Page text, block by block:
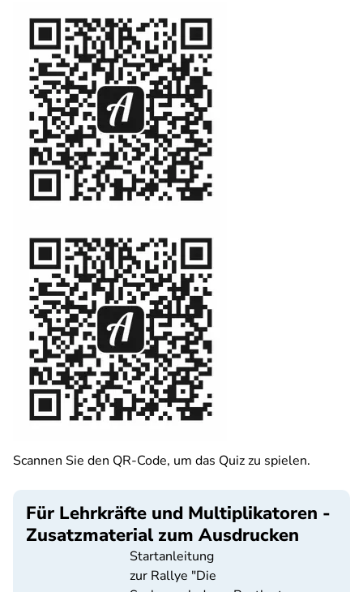
Scannen Sie den QR-Code, um das Quiz zu spielen.
Für Lehrkräfte und Multiplikatoren -
Zusatzmaterial zum Ausdrucken
Startanleitung
zur Rallye "Die